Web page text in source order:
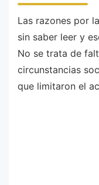
Las razones por
sin saber leer y
No se trata de
circunstancias
que limitaron el